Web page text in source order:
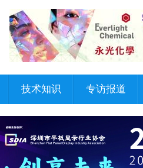
技术知识 专访报道